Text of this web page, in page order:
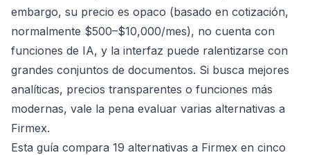
embargo, su precio es opaco (basado en cotización,
normalmente $500–$10,000/mes), no cuenta con
funciones de IA, y la interfaz puede ralentizarse con
grandes conjuntos de documentos. Si busca mejores
analíticas, precios transparentes o funciones más
modernas, vale la pena evaluar varias alternativas a
Firmex.
Esta guía compara 19 alternativas a Firmex en cinco